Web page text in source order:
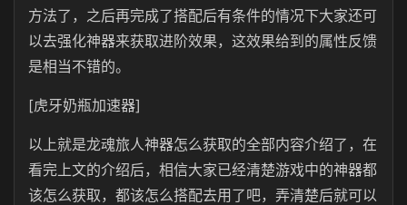
方法了，之后再完成了搭配后有条件的情况下大家还可
以去强化神器来获取进阶效果，这效果给到的属性反馈
是相当不错的。
[虎牙奶瓶加速器]
以上就是龙魂旅人神器怎么获取的全部内容介绍了，在
看完上文的介绍后，相信大家已经清楚游戏中的神器都
该怎么获取，都该怎么搭配去用了吧，弄清楚后就可以